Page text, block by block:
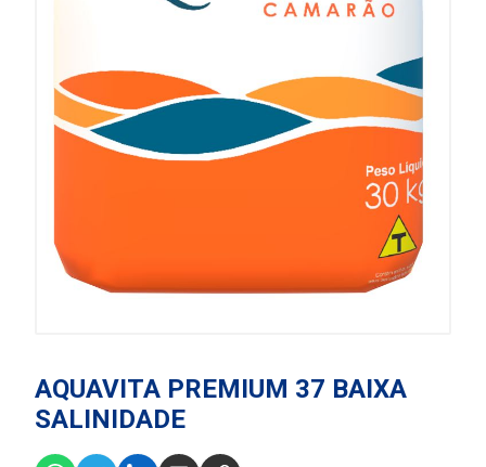
AQUAVITA PREMIUM 37 BAIXA
SALINIDADE